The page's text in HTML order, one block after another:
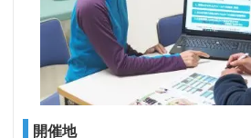
開催地